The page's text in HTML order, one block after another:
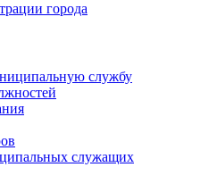
города
службу
служащих